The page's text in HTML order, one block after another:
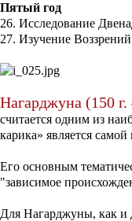
Пятый год
26. Исследование
27. Изучение Воззрений
Нагарджуна (150 г.
считается одним из
карика» является
Его основным
"зависимое
Для Нагарджуны, как и